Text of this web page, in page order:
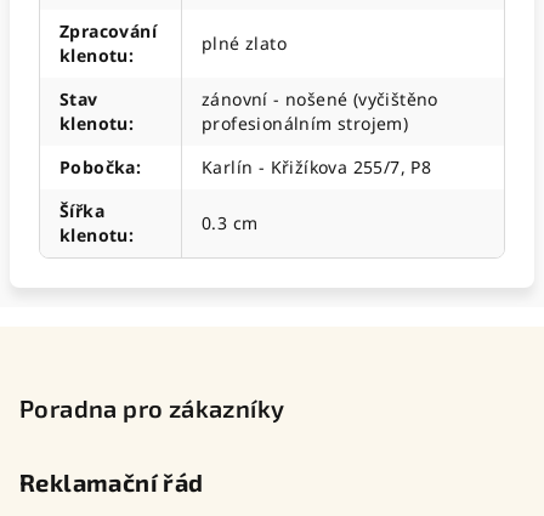
Zpracování
klenotu:
plné zlato
Stav
klenotu:
zánovní - nošené (vyčištěno
profesionálním strojem)
Pobočka:
Karlín - Křižíkova 255/7, P8
Šířka
klenotu:
0.3 cm
Poradna pro zákazníky
Reklamační řád